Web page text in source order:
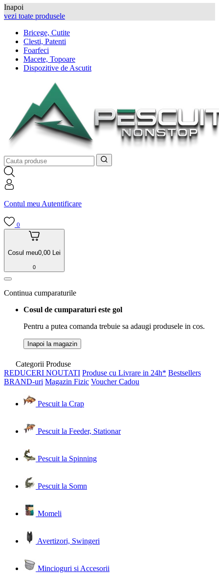
Inapoi
vezi toate produsele
Bricege, Cutite
Clesti, Patenti
Foarfeci
Macete, Topoare
Dispozitive de Ascutit
Contul meu Autentificare
0
Cosul meu0,00 Lei
0
Continua cumparaturile
Cosul de cumparaturi este gol
Pentru a putea comanda trebuie sa adaugi produsele in cos.
Inapoi la magazin
Categorii Produse
REDUCERI NOUTATI Produse cu Livrare in 24h* Bestsellers
BRAND-uri Magazin Fizic Voucher Cadou
Pescuit la Crap
Pescuit la Feeder, Stationar
Pescuit la Spinning
Pescuit la Somn
Momeli
Avertizori, Swingeri
Mincioguri si Accesorii